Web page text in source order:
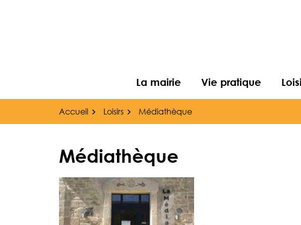
La mairie Vie pratique
Accueil Loisirs Médiathèque
Médiathèque